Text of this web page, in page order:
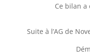
Ce bilan a
Suite à l’AG de